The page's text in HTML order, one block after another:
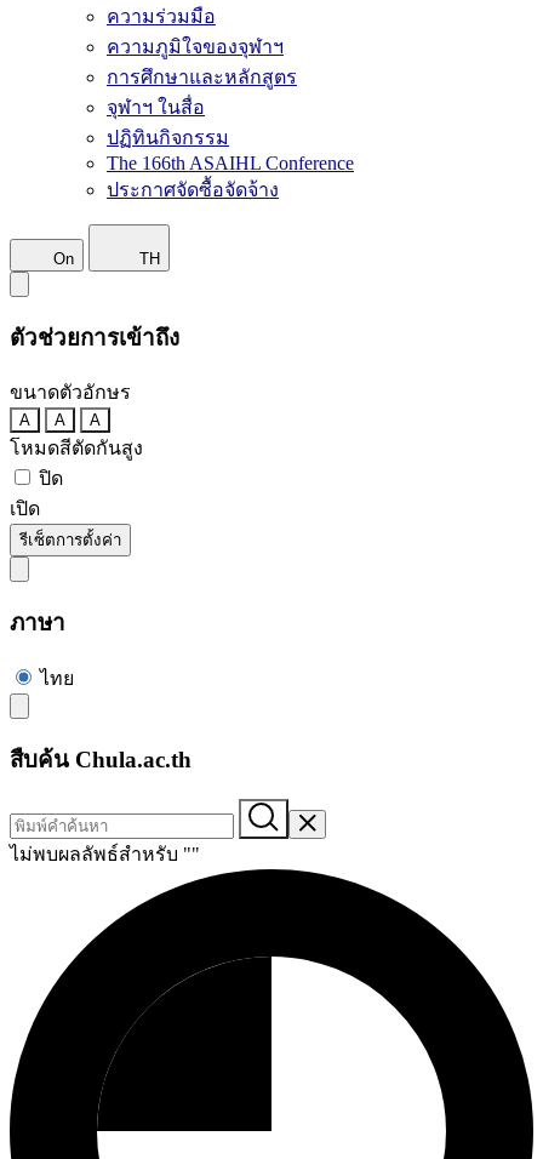
ความร่วมมือ
ความภูมิใจของจุฬาฯ
การศึกษาและหลักสูตร
จุฬาฯ ในสื่อ
ปฏิทินกิจกรรม
The 166th ASAIHL Conference
ประกาศจัดซื้อจัดจ้าง
On TH
ตัวช่วยการเข้าถึง
ขนาดตัวอักษร
A A A
โหมดสีตัดกันสูง
ปิด
เปิด
รีเซ็ตการตั้งค่า
ภาษา
ไทย
สืบค้น Chula.ac.th
ไม่พบผลลัพธ์สำหรับ ""